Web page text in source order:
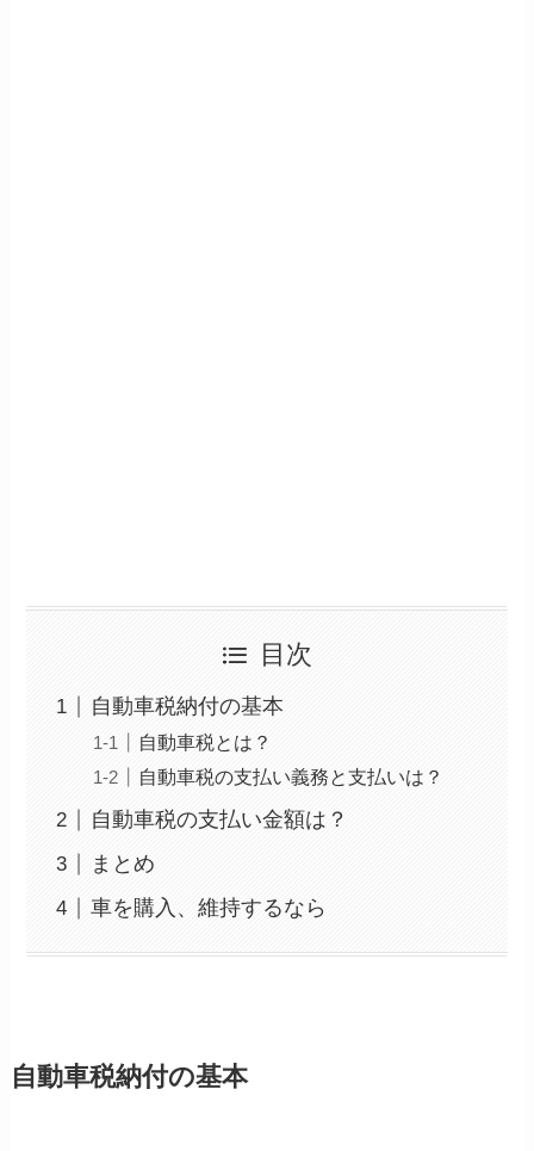
目次
自動車税納付の基本
自動車税とは？
自動車税の支払い義務と支払いは？
自動車税の支払い金額は？
まとめ
車を購入、維持するなら
自動車税納付の基本